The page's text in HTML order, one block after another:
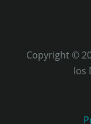
Copyright ©
los